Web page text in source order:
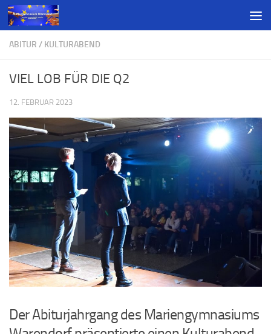
ABITUR / KULTURABEND
VIEL LOB FÜR DIE Q2
12. FEBRUAR 2023
Der Abiturjahrgang des Mariengymnasiums